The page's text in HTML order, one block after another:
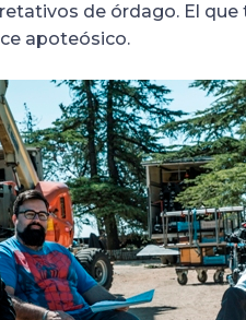
de órdago. El que
apoteósico.